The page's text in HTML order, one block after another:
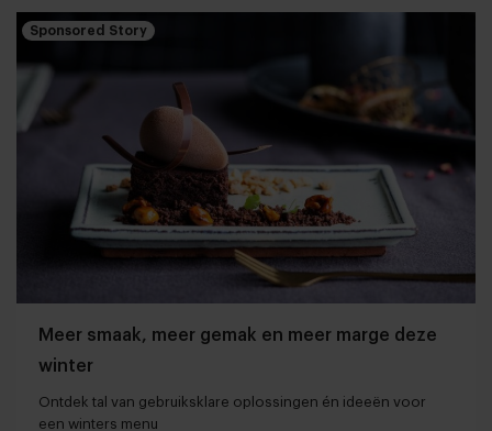
Sponsored Story
Meer smaak, meer gemak en meer marge deze
winter
Ontdek tal van gebruiksklare oplossingen én ideeën voor
een winters menu